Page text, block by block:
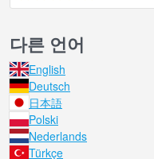
다른 언어
English
Deutsch
日本語
Polski
Nederlands
Türkçe